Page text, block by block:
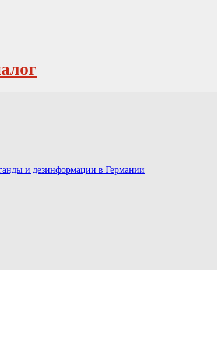
и дезинформации в Германии